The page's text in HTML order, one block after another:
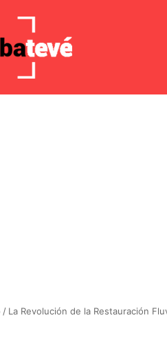
AM Noticias de última hora
/ La Revolución de la Restauración